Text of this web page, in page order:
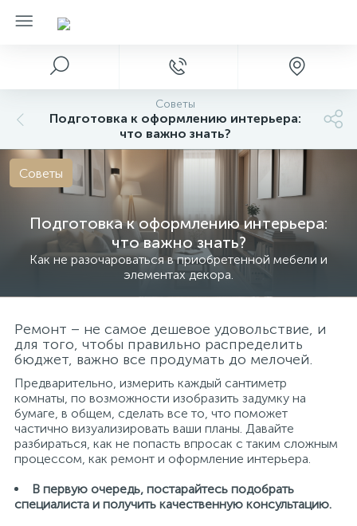
Советы
Подготовка к оформлению интерьера:
что важно знать?
Подготовка к оформлению интерьера:
что важно знать?
Как не разочароваться в приобретенной мебели и
элементах декора.
Советы
Ремонт – не самое дешевое удовольствие, и
для того, чтобы правильно распределить
бюджет, важно все продумать до мелочей.
Предварительно, измерить каждый сантиметр
комнаты, по возможности изобразить задумку на
бумаге, в общем, сделать все то, что поможет
частично визуализировать ваши планы. Давайте
разбираться, как не попасть впросак с таким сложным
процессом, как ремонт и оформление интерьера.
В первую очередь, постарайтесь подобрать
специалиста и получить качественную консультацию.